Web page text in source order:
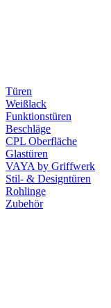
Türen
Weißlack
Funktionstüren
Beschläge
CPL Oberfläche
Glastüren
VAYA by Griffwerk
Stil- & Designtüren
Rohlinge
Zubehör